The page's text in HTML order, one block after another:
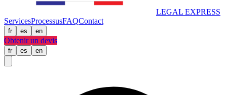
LEGAL EXPRESS
ServicesProcessusFAQContact
fr es en
Obtenir un devis
fr es en